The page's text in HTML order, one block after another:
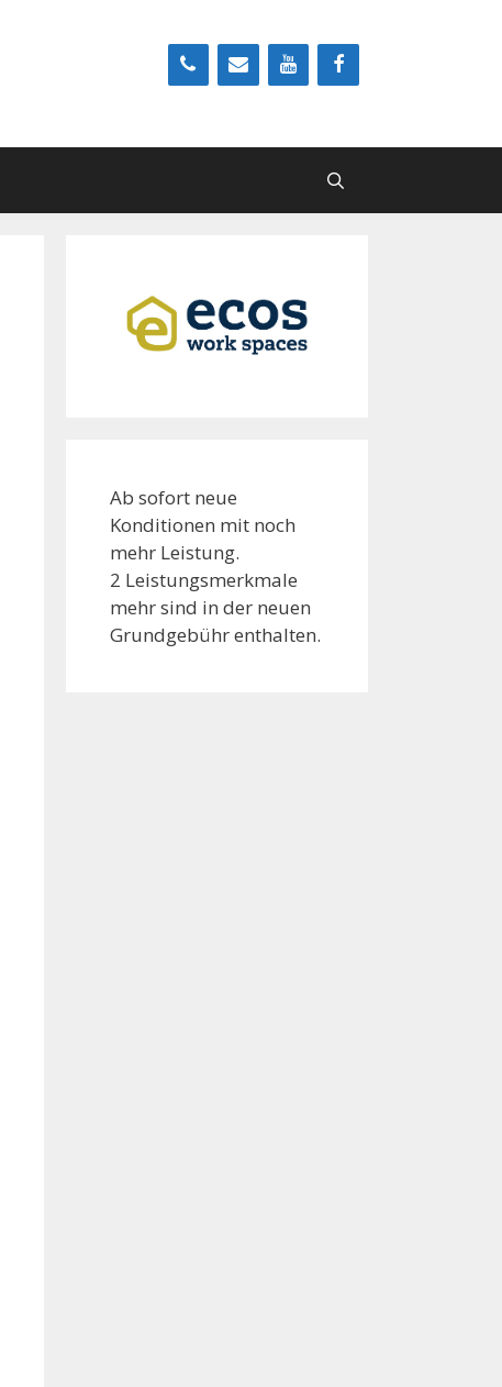
Ab sofort neue
Konditionen mit noch
mehr Leistung.
2 Leistungsmerkmale
mehr sind in der neuen
Grundgebühr enthalten.